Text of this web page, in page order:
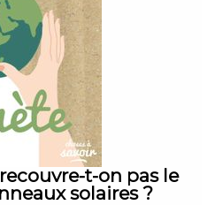
locale.
t-on pas le
solaires ?